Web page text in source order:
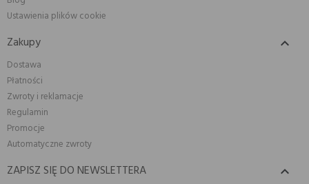
Ustawienia plików cookie
Zakupy 
Dostawa
Płatności
Zwroty i reklamacje
Regulamin
Promocje
Automatyczne zwroty
ZAPISZ SIĘ DO NEWSLETTERA 